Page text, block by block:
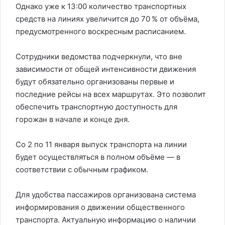
Однако уже к 13:00 количество транспортных
средств на линиях увеличится до 70 % от объёма,
предусмотренного воскресным расписанием.
Сотрудники ведомства подчеркнули, что вне
зависимости от общей интенсивности движения
будут обязательно организованы первые и
последние рейсы на всех маршрутах. Это позволит
обеспечить транспортную доступность для
горожан в начале и конце дня.
Со 2 по 11 января выпуск транспорта на линии
будет осуществляться в полном объёме — в
соответствии с обычным графиком.
Для удобства пассажиров организована система
информирования о движении общественного
транспорта. Актуальную информацию о наличии